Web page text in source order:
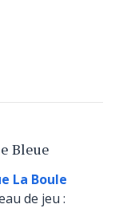
Bleue
La Boule
de jeu :